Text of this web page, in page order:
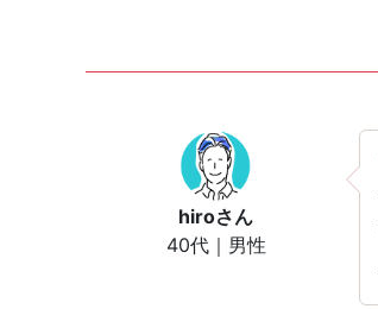
hiroさん
40代｜男性